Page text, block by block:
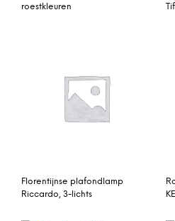
roestkleuren
Florentijnse plafondlamp
Riccardo, 3-lichts